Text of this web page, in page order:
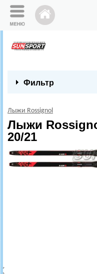
Фильтр
Лыжи Rossignol
Лыжи
20/21